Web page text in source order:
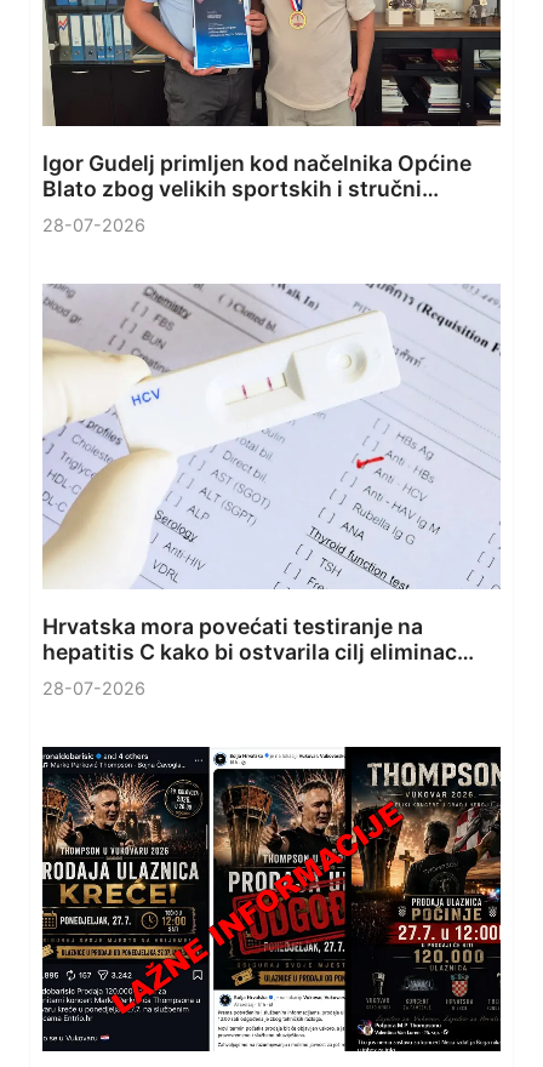
Igor Gudelj primljen kod načelnika Općine
Blato zbog velikih sportskih i stručni…
28-07-2026
Hrvatska mora povećati testiranje na
hepatitis C kako bi ostvarila cilj eliminac…
28-07-2026